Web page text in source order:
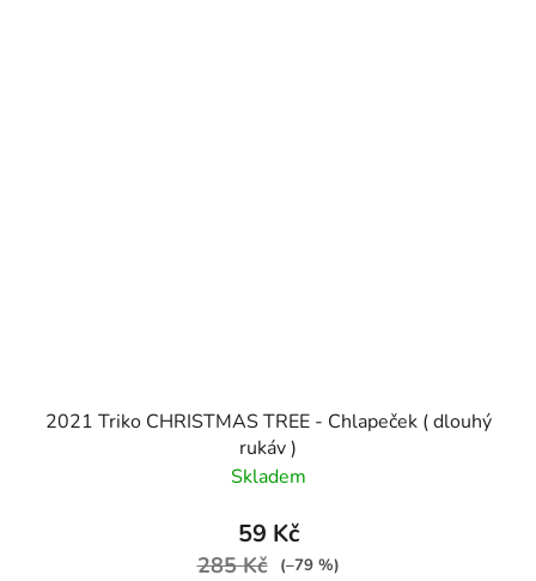
2021 Triko CHRISTMAS TREE - Chlapeček ( dlouhý
rukáv )
Skladem
59 Kč
285 Kč (–79 %)